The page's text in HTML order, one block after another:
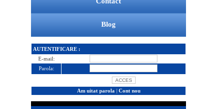
Blog
AUTENTIFICARE :
E-mail:
Parola:
Am uitat parola | Cont nou